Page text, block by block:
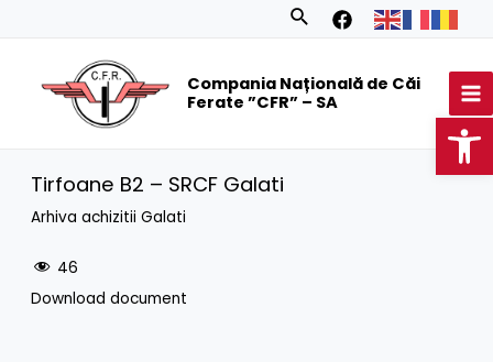
Search
Compania Națională de Căi
Ferate ”CFR” – SA
Tirfoane B2 – SRCF Galati
Arhiva achizitii Galati
46
Download document